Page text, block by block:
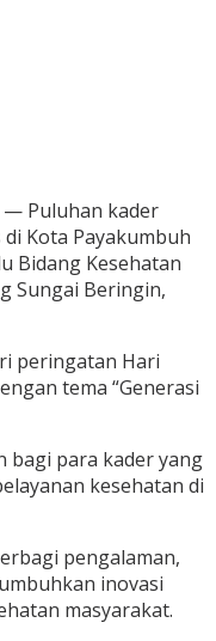
— Puluhan kader
Kota Payakumbuh
Bidang Kesehatan
Sungai Beringin,
peringatan Hari
tema “Generasi
bagi para kader yang
kesehatan di
pengalaman,
inovasi
masyarakat.